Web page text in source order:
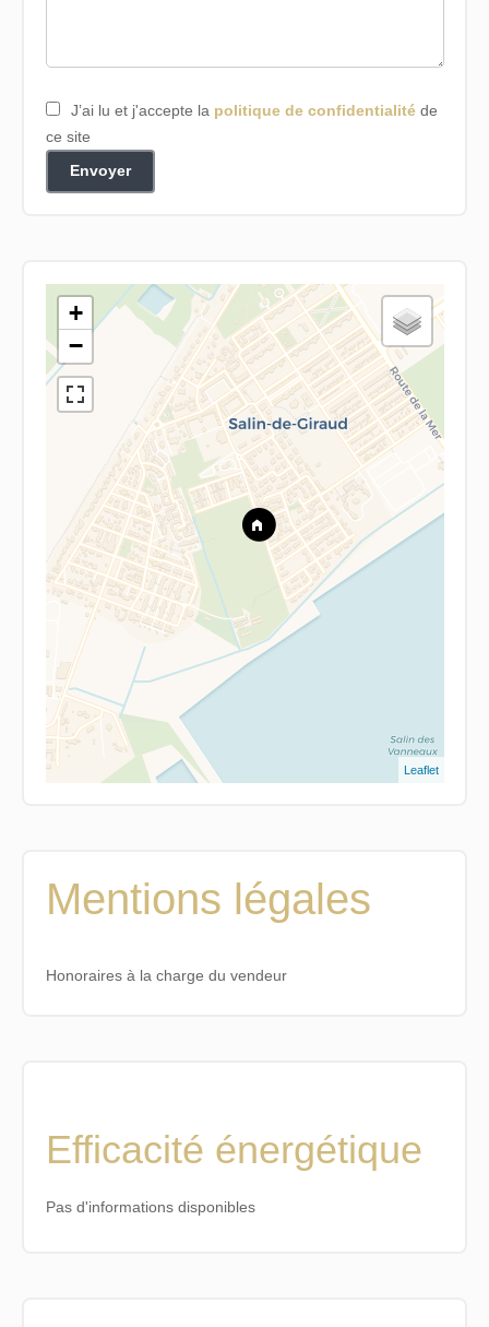
J’ai lu et j'accepte la politique de confidentialitéde
ce site
Envoyer
+
−
Leaflet
Mentions légales
Honoraires à la charge du vendeur
Efficacité énergétique
Pas d'informations disponibles